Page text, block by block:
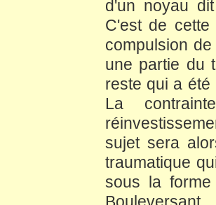
d'un noyau
C'est de
compulsion
une partie du
reste qui a été
La
sujet sera
traumatique
sous la forme